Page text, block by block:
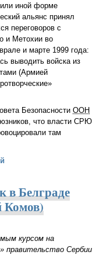
иной форме
альянс принял
переговоров с
и Метохии во
и марте 1999 года:
выводить войска из
(Армией
Безопасности ООН
что власти СРЮ
там
в результате
в Белграде
Комов)
курсом на
правительство Сербии